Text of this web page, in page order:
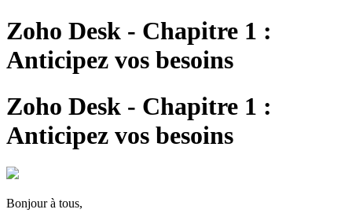
Zoho Desk - Chapitre 1 :
Anticipez vos besoins
Zoho Desk - Chapitre 1 :
Anticipez vos besoins
Bonjour à tous,